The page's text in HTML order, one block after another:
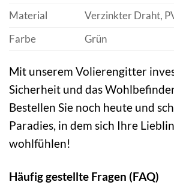
Material
Verzinkter Draht,
Farbe
Grün
Mit unserem Volierengitter
Sicherheit und das
Bestellen Sie noch heute und
Paradies, in dem sich Ihre
wohlfühlen!
Häufig gestellte Fragen (FAQ)